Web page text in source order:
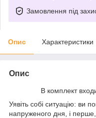
Замовлення під
Опис Характеристики
Опис
В комплект
Уявіть собі ситуацію: ви
напруженого дня, і